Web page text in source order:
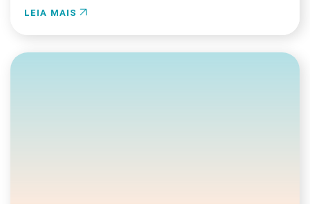
LEIA MAIS